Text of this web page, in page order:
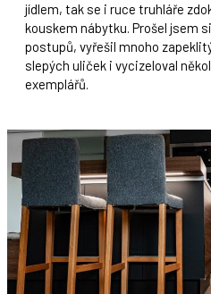
jídlem, tak se i ruce truhláře
kouskem nábytku. Prošel jsem
postupů, vyřešil mnoho
slepých uliček i vycizeloval
exemplářů.